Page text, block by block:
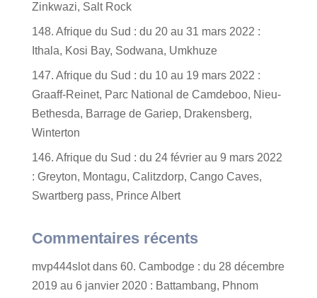
Zinkwazi, Salt Rock
148. Afrique du Sud : du 20 au 31 mars 2022 :
Ithala, Kosi Bay, Sodwana, Umkhuze
147. Afrique du Sud : du 10 au 19 mars 2022 :
Graaff-Reinet, Parc National de Camdeboo, Nieu-
Bethesda, Barrage de Gariep, Drakensberg,
Winterton
146. Afrique du Sud : du 24 février au 9 mars 2022
: Greyton, Montagu, Calitzdorp, Cango Caves,
Swartberg pass, Prince Albert
Commentaires récents
mvp444slotdans 60. Cambodge : du 28 décembre
2019 au 6 janvier 2020 : Battambang, Phnom